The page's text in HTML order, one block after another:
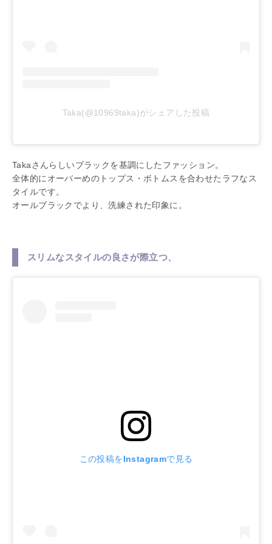
Taka(@10969taka)がシェアした投稿
Takaさんらしいブラックを基調にしたファッション。
全体的にオーバーめのトップス・ボトムスを合わせたラフなス
タイルです。
オールブラックでより、洗練された印象に。
スリムなスタイルの良さが際立つ、
この投稿をInstagramで見る